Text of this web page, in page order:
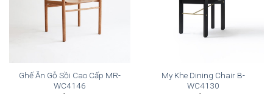
Ghế Ăn Gỗ Sồi Cao Cấp MR-
WC4146
My Khe Dining Chair B-
WC4130